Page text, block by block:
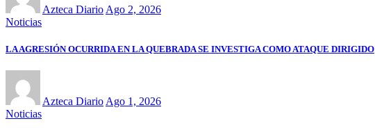
Azteca Diario Ago 2, 2026
Noticias
LA AGRESIÓN OCURRIDA EN LA QUEBRADA SE INVESTIGA COMO ATAQUE DIRIGIDO
Azteca Diario Ago 1, 2026
Noticias